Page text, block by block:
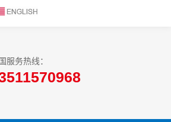
服务热线：